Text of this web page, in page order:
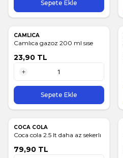
Sepete Ekle
CAMLICA
Camlıca gazoz 200 ml sıse
23,90 TL
1 Adet
Sepete Ekle
COCA COLA
Coca cola 2.5 lt daha az sekerlı
79,90 TL